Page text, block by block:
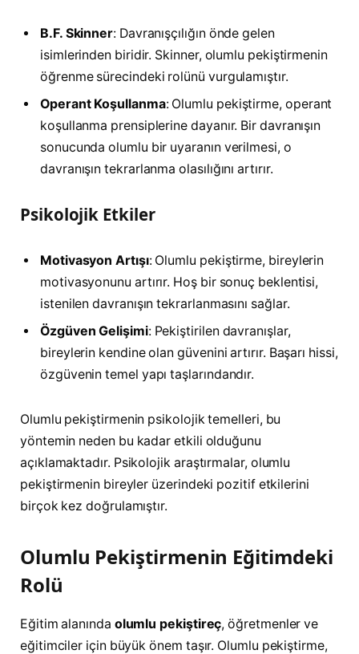
B.F. Skinner: Davranışçılığın önde gelen
isimlerinden biridir. Skinner, olumlu pekiştirmenin
öğrenme sürecindeki rolünü vurgulamıştır.
Operant Koşullanma: Olumlu pekiştirme, operant
koşullanma prensiplerine dayanır. Bir davranışın
sonucunda olumlu bir uyaranın verilmesi, o
davranışın tekrarlanma olasılığını artırır.
Psikolojik Etkiler
Motivasyon Artışı: Olumlu pekiştirme, bireylerin
motivasyonunu artırır. Hoş bir sonuç beklentisi,
istenilen davranışın tekrarlanmasını sağlar.
Özgüven Gelişimi: Pekiştirilen davranışlar,
bireylerin kendine olan güvenini artırır. Başarı hissi,
özgüvenin temel yapı taşlarındandır.
Olumlu pekiştirmenin psikolojik temelleri, bu
yöntemin neden bu kadar etkili olduğunu
açıklamaktadır. Psikolojik araştırmalar, olumlu
pekiştirmenin bireyler üzerindeki pozitif etkilerini
birçok kez doğrulamıştır.
Olumlu Pekiştirmenin Eğitimdeki
Rolü
Eğitim alanında olumlu pekiştireç, öğretmenler ve
eğitimciler için büyük önem taşır. Olumlu pekiştirme,